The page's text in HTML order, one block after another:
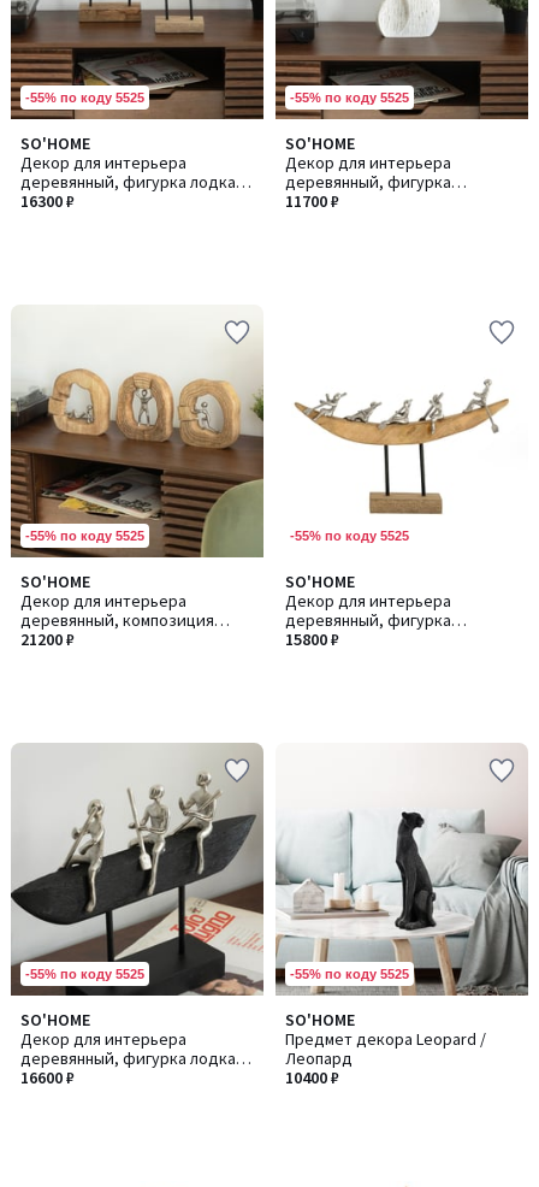
-55% по коду 5525
SO'HOME
Декор для интерьера
деревянный, фигурка лодка
из манго
16300 ₽
-55% по коду 5525
SO'HOME
Декор для интерьера
деревянный, фигурка
девушка из манго
11700 ₽
-55% по коду 5525
SO'HOME
Декор для интерьера
деревянный, композиция
люди из манго
21200 ₽
-55% по коду 5525
SO'HOME
Декор для интерьера
деревянный, фигурка
абстракция из манго
15800 ₽
-55% по коду 5525
SO'HOME
Декор для интерьера
деревянный, фигурка лодка
из манго
16600 ₽
-55% по коду 5525
SO'HOME
Предмет декора Leopard /
Леопард
10400 ₽